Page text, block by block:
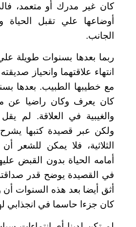
كان غير مدرك أو متعمد،
أوضاعها علي تقبل الحياة
الجانب.
ربما بعدها بسنوات طويلة علي
انتهاء علاقتهما وانحياز
مع خطيبها الطبيب. بعدها
كان يعرف وكان راضيا عن
والغيبية في العلاقة. لم
ولكن عبر قصيدة كتبها يشرح
الثلاثية، فلا يمكن للشعر
أمامه الحياة بدون القبض
في القصيدة يوضح قدر
أثق أيضا بعد هذه السنوات أن
كان جزءا حاسما في انجذابي